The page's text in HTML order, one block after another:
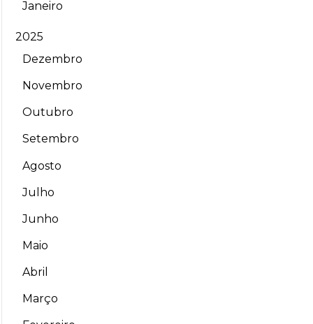
Janeiro
2025
Dezembro
Novembro
Outubro
Setembro
Agosto
Julho
Junho
Maio
Abril
Março